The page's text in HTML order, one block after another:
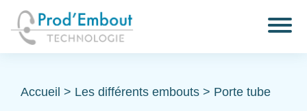
Accueil > Les différents embouts > Porte tube